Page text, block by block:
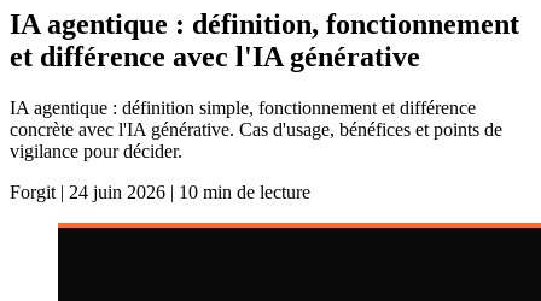
IA agentique : définition, fonctionnement
et différence avec l'IA générative
IA agentique : définition simple, fonctionnement et différence
concrète avec l'IA générative. Cas d'usage, bénéfices et points de
vigilance pour décider.
Forgit | 24 juin 2026 | 10 min de lecture